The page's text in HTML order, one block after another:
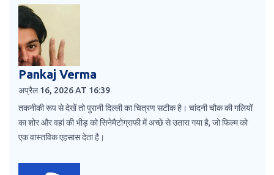
Pankaj Verma
अप्रैल 16, 2026 AT 16:39
तकनीकी रूप से देखें तो पुरानी दिल्ली का चित्रण सटीक है। चांदनी चौक की गलियों
का शोर और वहां की भीड़ को सिनेमैटोग्राफी में अच्छे से उतारा गया है, जो फिल्म को
एक वास्तविक एहसास देता है।